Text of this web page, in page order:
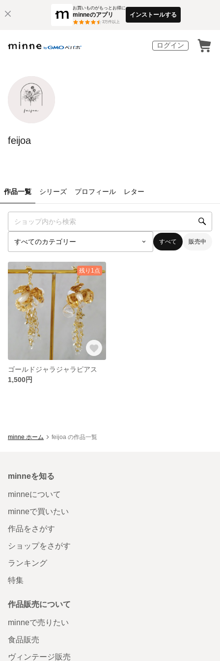
お買いものがもっとお得に
minneのアプリ
3万件以上
インストールする
ログイン
feijoa
作品一覧 シリーズ プロフィール レター
すべて 販売中
残り1点
ゴールドジャラジャラピアス
1,500円
minne ホーム feijoa の作品一覧
minneを知る
minneについて
minneで買いたい
作品をさがす
ショップをさがす
ランキング
特集
作品販売について
minneで売りたい
食品販売
ヴィンテージ販売